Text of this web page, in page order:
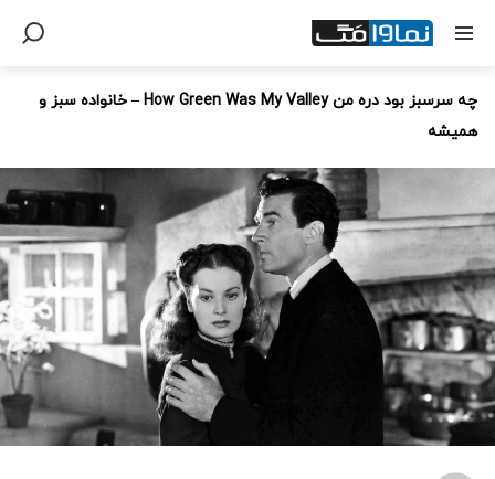
چه سرسبز بود دره من How Green Was My Valley – خانواده سبز و
همیشه